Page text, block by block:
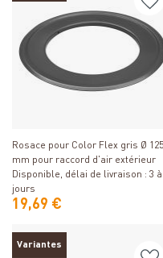
Rosace pour Color Flex gris Ø 125
mm pour raccord d'air extérieur
Disponible, délai de livraison : 3 à
jours
19,69 €
Variantes